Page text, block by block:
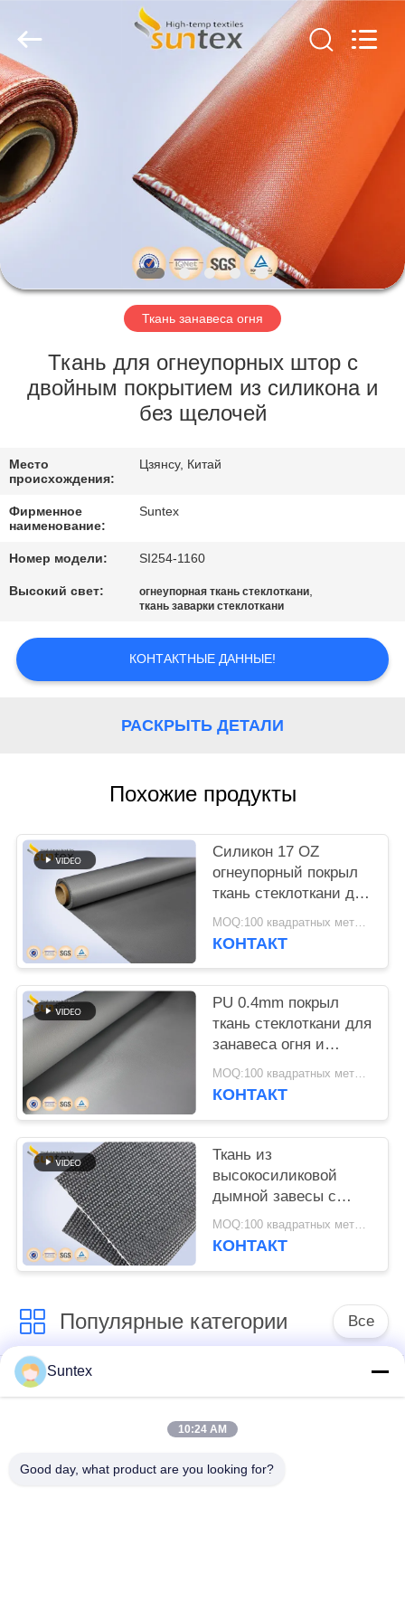
ДОМОЙ
ПРОДУКТЫ
О
ЭКСКУРСИЯ
ЗАВОДУ
КОНТРОЛЬ
СВЯЖИТЕСЬ
С
НАМИ
ЗАПРОСИТЕ
ЦИТАТУ
PRIVACY
Industrial
Co.,Ltd..
All
Rights
Reserved.
Ткань занавеса огня
Ткань для огнеупорных штор с
двойным покрытием из силикона и
без щелочей
Место
происхождения:
Цзянсу, Китай
Фирменное
наименование:
Suntex
Номер модели: SI254-1160
Высокий свет: огнеупорная ткань стеклоткани,
ткань заварки стеклоткани
КОНТАКТНЫЕ ДАННЫЕ!
РАСКРЫТЬ ДЕТАЛИ
Похожие продукты
Силикон 17 OZ
огнеупорный покрыл
ткань стеклоткани для
занавесов занавесов
и сваривать огня
MOQ:100 квадратных метров метра/квадрата
КОНТАКТ
PU 0.4mm покрыл
ткань стеклоткани для
занавеса огня и
занавесов дыма
MOQ:100 квадратных метров метра/квадрата
КОНТАКТ
Ткань из
высокосиликовой
дымной завесы с
температурной
устойчивостью 880°C
MOQ:100 квадратных метров метра/квадрата
КОНТАКТ
Популярные категории Все
покрынная
силиконом ткань
Огнезащитная ткань
Высокотемпературная
Покрытая ПУ ткань
Suntex
10:24 AM
Good day, what product are you looking for?